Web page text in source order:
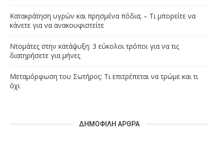
Κατακράτηση υγρών και πρησμένα πόδια; – Τι μπορείτε να
κάνετε για να ανακουφιστείτε
Ντομάτες στην κατάψυξη: 3 εύκολοι τρόποι για να τις
διατηρήσετε για μήνες
Μεταμόρφωση του Σωτήρος: Τι επιτρέπεται να τρώμε και τι
όχι
ΔΗΜΟΦΙΛΉ ΆΡΘΡΑ